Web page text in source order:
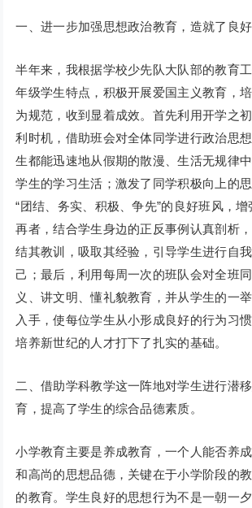
一、进一步加强思想政治教育，造就了良好
半年来，我根据学校少先队大队部的教育
年级学生特点，积极开展爱国主义教育，
为规范，收到显着成效。首先利用开学之
利时机，借助班会对全体同学进行政治思
生都能迅速地从假期的散漫、生活无规律
学生的学习生活；激发了同学积极向上的
“团结、务实、积极、争先”的良好班风，增
再者，结合学生身边的正反事例认真剖析
结其教训，吸取其经验，引导学生进行自
己；最后，利用每周一次的班队会对全班
义、讲文明、懂礼貌教育，并从学生的一
入手，使每位学生从小形成良好的行为习
培养新世纪的人才打下了扎实的基础。
二、借助学科教学这一阵地对学生进行潜
育，提高了学生的综合品德素质。
小学教育主要是养成教育，一个人能否养
和高尚的思想品德，关键在于小学阶段的
的教育。学生良好的思想行为不是一朝一